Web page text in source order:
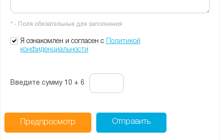
-
-
* - Поля обязательные для заполнения
Я ознакомлен и согласен с
Политикой
конфиденциальности
Введите сумму 10 + 6
Предпросмотр Отправить